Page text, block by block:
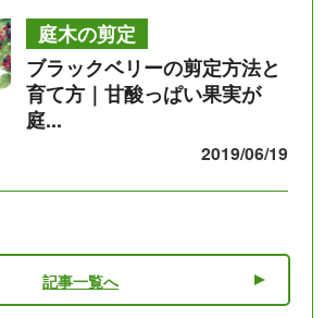
庭木の剪定
ブラックベリーの剪定方法と
育て方｜甘酸っぱい果実が
庭...
2019/06/19
記事一覧へ